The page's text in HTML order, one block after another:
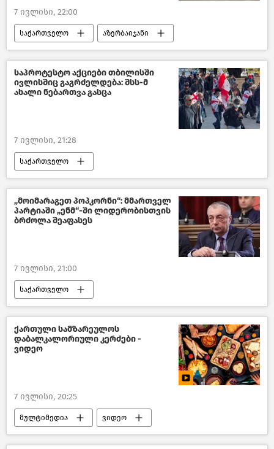
საკონსტიტუციო სასამართლო
ახალი ამბები
7 ივლისი, 22:00
საქართველო აზერბაიჯანი
ტრანსპორტი საქართველოში
ტურიზმი საქართველოში
საზოგადოება ახალი ამბები
საპროტესტო აქციები თბილისში
ივლისშიც გაგრძელდება: შსს-მ
ახალი ნებართვა გასცა
7 ივლისი, 21:28
საქართველო
საქართველოს შინაგან საქმეთა სამინისტრო
საპროტესტო აქციები თბილისში
პოლიტიკა საქართველოში
„მოიმარაგეთ პოპკორნი“: მმართველ
პარტიაში „ენმ“-ში ლიდერობისთვის
ბრძოლა შეაფასეს
7 ივლისი, 21:00
საქართველო
პოლიტიკა საქართველოში
ერთიანი ნაციონალური მოძრაობა
მიხეილ სააკაშვილი ქართული ოცნება
ქართული სამზარეულოს
დაბალკალორიული კერძები -
ვიდეო
7 ივლისი, 20:25
მულტიმედია ვიდეო
საქართველო ქართული სამზარეულო